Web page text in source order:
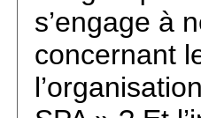
s’engage à
concernant